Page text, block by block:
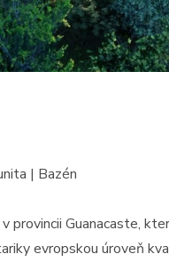
| Bazén
provincii Guanacaste,
evropskou úroveň